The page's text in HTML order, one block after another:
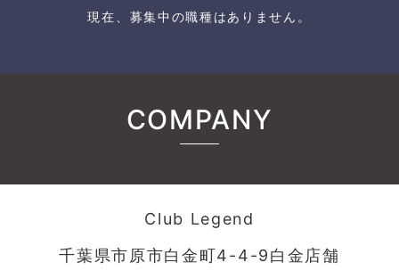
現在、募集中の職種はありません。
COMPANY
Club Legend
千葉県市原市白金町4-4-9白金店舗